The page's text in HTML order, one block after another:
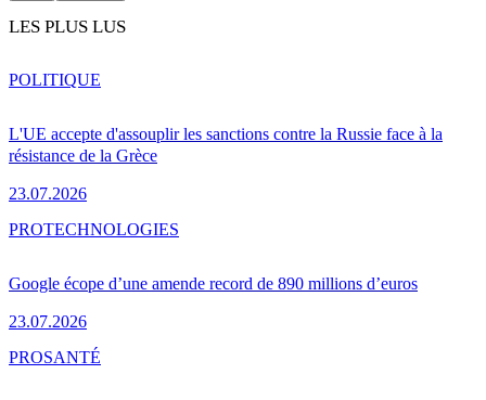
LES PLUS LUS
L'UE accepte d'assouplir les sanctions contre la Russie face à la
résistance de la Grèce
23.07.2026
POLITIQUE
Google écope d’une amende record de 890 millions d’euros
23.07.2026
PROTECHNOLOGIES
PROSANTÉ